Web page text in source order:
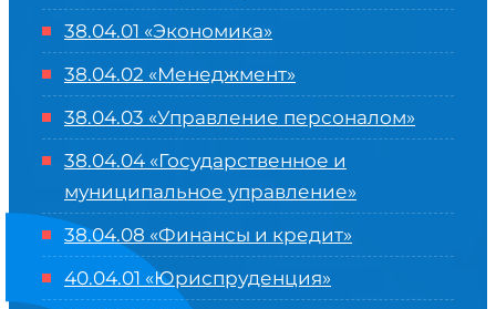
38.04.01 «Экономика»
38.04.02 «Менеджмент»
38.04.03 «Управление персоналом»
38.04.04 «Государственное и
муниципальное управление»
38.04.08 «Финансы и кредит»
40.04.01 «Юриспруденция»